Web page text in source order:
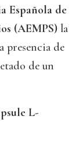
Española de
(AEMPS) la
presencia de
de un
L-